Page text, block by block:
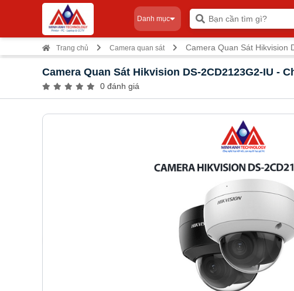
Danh mục
Trang chủ Camera quan sát Camera Quan Sát Hikvision
Camera Quan Sát Hikvision DS-2CD2123G2-IU -
0 đánh giá